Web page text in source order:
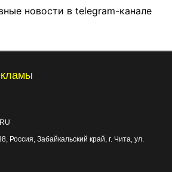
новости в telegram-канале
, Россия, Забайкальский край, г. Чита, ул.